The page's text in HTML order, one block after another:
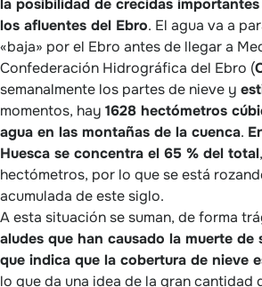
la posibilidad de crecidas
los afluentes del Ebro. El agua va a
«baja» por el Ebro antes de llegar a
Confederación Hidrográfica del Ebro (
semanalmente los partes de nieve y
momentos, hay 1628 hectómetros
agua en las montañas de la cuenca.
Huesca se concentra el 65 % del total
hectómetros, por lo que se está
acumulada de este siglo.
A esta situación se suman, de forma
aludes que han causado la muerte de
que indica que la cobertura de nieve
lo que da una idea de la gran cantidad